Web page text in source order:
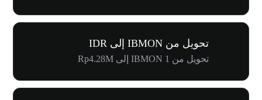
تحويل من IBMON إلى IDR
تحويل من 1 IBMON إلى Rp4.28M